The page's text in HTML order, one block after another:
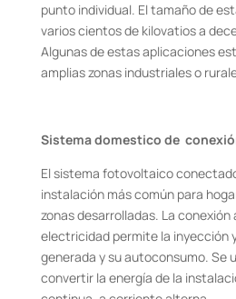
punto individual. El tamaño de
varios cientos de kilovatios a
Algunas de estas aplicaciones
amplias zonas industriales o
Sistema domestico de
El sistema fotovoltaico
instalación más común para
zonas desarrolladas. La conexión
electricidad permite la inyección
generada y su autoconsumo. Se
convertir la energía de la